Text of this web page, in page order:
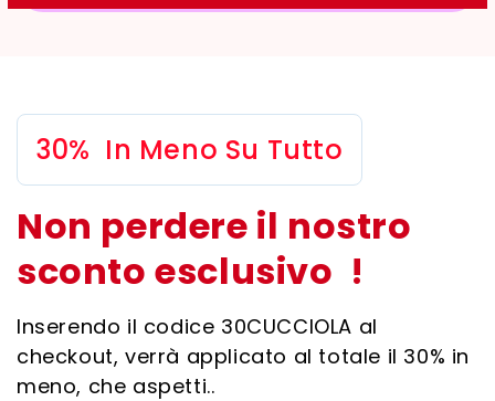
30% In Meno Su Tutto
Non perdere il nostro
sconto esclusivo !
Inserendo il codice 30CUCCIOLA al
checkout, verrà applicato al totale il 30% in
meno, che aspetti..